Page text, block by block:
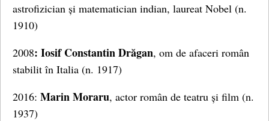
astrofizician și matematician indian, laureat Nobel (n.
1910)
2008: Iosif Constantin Drăgan, om de afaceri român
stabilit în Italia (n. 1917)
2016: Marin Moraru, actor român de teatru și film (n.
1937)